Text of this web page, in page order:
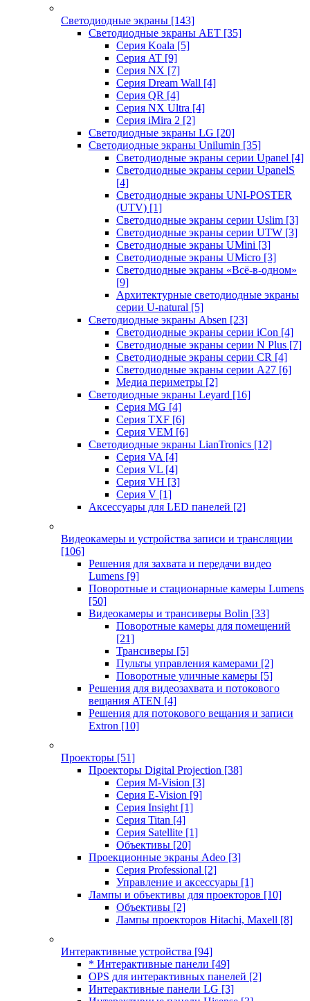
Светодиодные экраны [143]
Светодиодные экраны AET [35]
Cерия Koala [5]
Серия AT [9]
Серия NX [7]
Серия Dream Wall [4]
Серия QR [4]
Серия NX Ultra [4]
Серия iMira 2 [2]
Светодиодные экраны LG [20]
Светодиодные экраны Unilumin [35]
Светодиодные экраны серии Upanel [4]
Светодиодные экраны серии UpanelS
[4]
Светодиодные экраны UNI-POSTER
(UTV) [1]
Светодиодные экраны серии Uslim [3]
Светодиодные экраны серии UTW [3]
Светодиодные экраны UMini [3]
Светодиодные экраны UMicro [3]
Светодиодные экраны «Всё-в-одном»
[9]
Архитектурные светодиодные экраны
серии U-natural [5]
Светодиодные экраны Absen [23]
Светодиодные экраны серии iCon [4]
Светодиодные экраны серии N Plus [7]
Светодиодные экраны серии CR [4]
Светодиодные экраны серии А27 [6]
Медиа периметры [2]
Светодиодные экраны Leyard [16]
Серия MG [4]
Серия TXF [6]
Серия VEM [6]
Светодиодные экраны LianTronics [12]
Серия VA [4]
Серия VL [4]
Серия VH [3]
Серия V [1]
Аксессуары для LED панелей [2]
Видеокамеры и устройства записи и трансляции
[106]
Решения для захвата и передачи видео
Lumens [9]
Поворотные и стационарные камеры Lumens
[50]
Видеокамеры и трансиверы Bolin [33]
Поворотные камеры для помещений
[21]
Трансиверы [5]
Пульты управления камерами [2]
Поворотные уличные камеры [5]
Решения для видеозахвата и потокового
вещания ATEN [4]
Решения для потокового вещания и записи
Extron [10]
Проекторы [51]
Проекторы Digital Projection [38]
Серия M-Vision [3]
Серия E-Vision [9]
Серия Insight [1]
Серия Titan [4]
Серия Satellite [1]
Объективы [20]
Проекционные экраны Adeo [3]
Серия Professional [2]
Управление и аксессуары [1]
Лампы и объективы для проекторов [10]
Объективы [2]
Лампы проекторов Hitachi, Maxell [8]
Интерактивные устройства [94]
* Интерактивные панели [49]
OPS для интерактивных панелей [2]
Интерактивные панели LG [3]